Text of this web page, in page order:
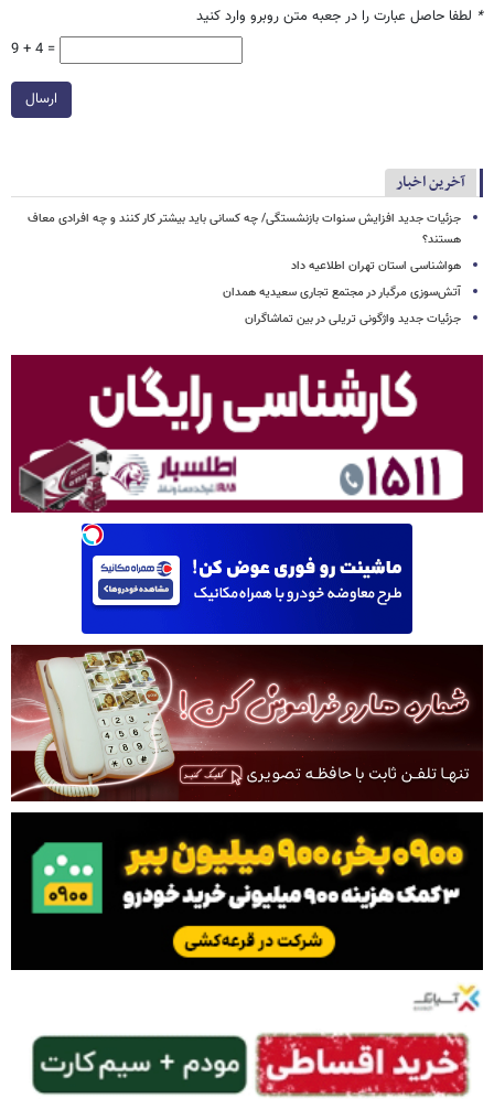
* لطفا حاصل عبارت را در جعبه متن روبرو وارد کنید
9 + 4 =
ارسال
آخرین اخبار
جزئیات جدید افزایش سنوات بازنشستگی/ چه کسانی باید بیشتر کار کنند و چه افرادی معاف
هستند؟
هواشناسی استان تهران اطلاعیه داد
آتش‌سوزی مرگبار در مجتمع تجاری سعیدیه همدان
جزئیات جدید واژگونی تریلی در بین تماشاگران